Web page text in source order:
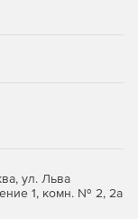
работы.
доменов,
ул. Льва
1, комн. № 2, 2а